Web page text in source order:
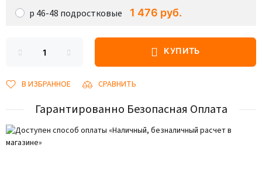
р 46-48 подростковые 1 476 руб.
КУПИТЬ
В ИЗБРАННОЕ СРАВНИТЬ
Гарантированно Безопасная Оплата